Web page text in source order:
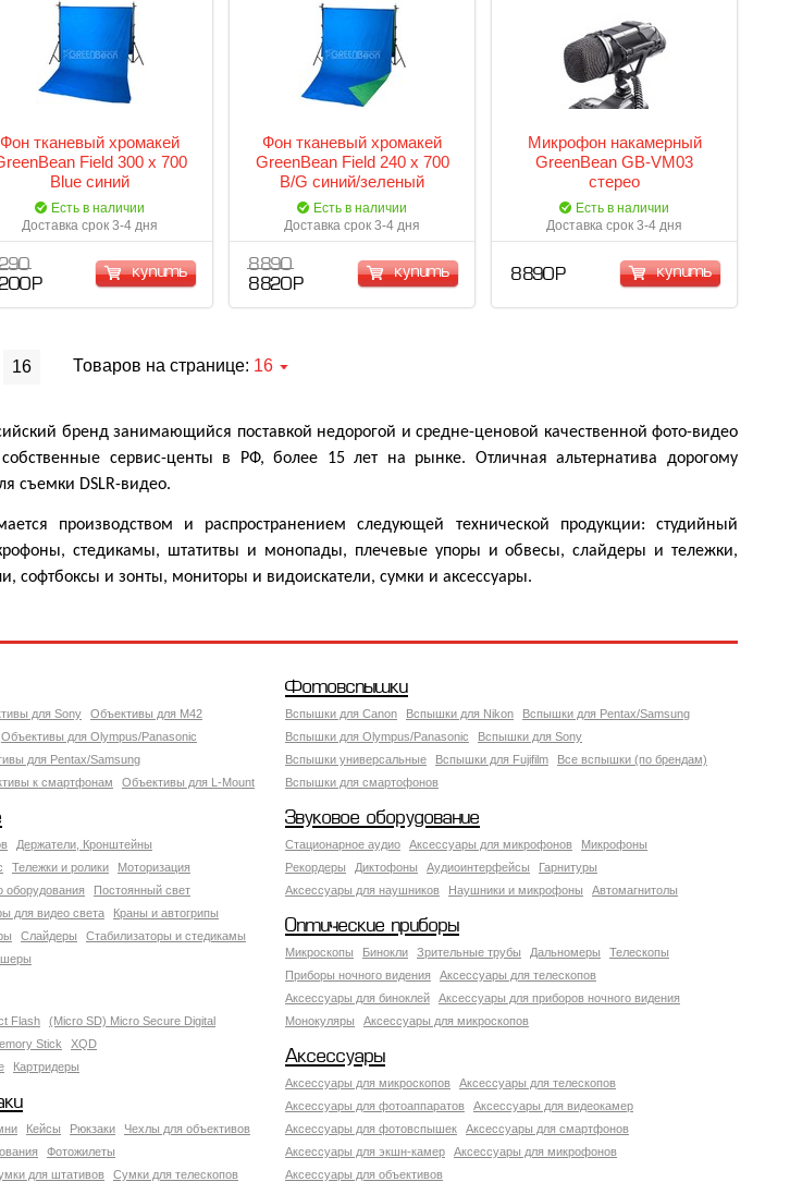
Фон тканевый хромакей
Field 300 х 700
Blue синий
Есть в наличии
Доставка срок 3-4 дня
Р
купить
Фон тканевый хромакей
GreenBean Field 240 х 700
B/G синий/зеленый
Есть в наличии
Доставка срок 3-4 дня
8 890
8 820 Р
купить
Микрофон накамерный
GreenBean GB-VM03
стерео
Есть в наличии
Доставка срок 3-4 дня
8 890 Р купить
16 Товаров на странице: 16
бренд занимающийся поставкой недорогой и средне-ценовой качественной фото-видео
сервис-центы в РФ, более 15 лет на рынке. Отличная альтернатива дорогому
съемки DSLR-видео.
производством и распространением следующей технической продукции: студийный
стедикамы, штатитвы и монопады, плечевые упоры и обвесы, слайдеры и тележки,
софтбоксы и зонты, мониторы и видоискатели, сумки и аксессуары.
для Sony
Объективы для M42
Объективы для Olympus/Panasonic
для Pentax/Samsung
к смартфонам Объективы для L-Mount
Фотовспышки
Вспышки для Canon Вспышки для Nikon
Вспышки для Pentax/Samsung
Вспышки для Olympus/Panasonic
Вспышки для Sony
Вспышки универсальные
Вспышки для Fujifilm
Все вспышки (по брендам)
Вспышки для смартофонов
Держатели, Кронштейны
Тележки и ролики
Моторизация
оборудования
Постоянный свет
для видео света
Краны и автогрипы
Слайдеры
Стабилизаторы и стедикамы
Звуковое оборудование
Стационарное аудио Аксессуары для микрофонов
Микрофоны
Рекордеры
Диктофоны Аудиоинтерфейсы
Гарнитуры
Аксессуары для наушников
Наушники и микрофоны Автомагнитолы
Оптические приборы
Микроскопы Бинокли Зрительные трубы Дальномеры
Телескопы
Приборы ночного видения
Аксессуары для телескопов
Аксессуары для биноклей
Аксессуары для приборов ночного видения
Монокуляры
Аксессуары для микроскопов
Flash
(Micro SD) Micro Secure Digital
Stick
XQD
Картридеры Аксессуары
Аксессуары для микроскопов
Аксессуары для телескопов
Аксессуары для фотоаппаратов
Аксессуары для видеокамер
Аксессуары для фотовспышек
Аксессуары для смартфонов
Аксессуары для экшн-камер
Аксессуары для микрофонов
Аксессуары для объективов
Кейсы Рюкзаки
Чехлы для объективов
Фотожилеты
для штативов
Сумки для телескопов